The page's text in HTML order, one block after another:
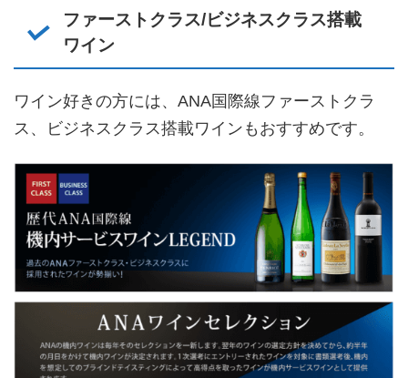
ファーストクラス/ビジネスクラス搭載
ワイン
ワイン好きの方には、ANA国際線ファーストクラ
ス、ビジネスクラス搭載ワインもおすすめです。